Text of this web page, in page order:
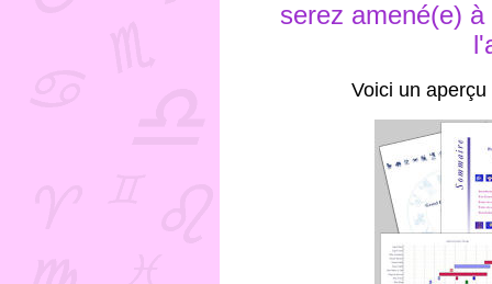
serez amené(e)
Voici un